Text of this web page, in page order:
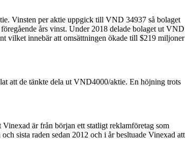
Vinsten per aktie uppgick till VND 34937 så bolaget
års vinst. Under 2018 delade bolaget ut VND
vilket innebär att omsättningen ökade till $219 miljoner
att de tänkte dela ut VND4000/aktie. En höjning trots
är från början ett statligt reklamföretag som
sista raden sedan 2012 och i år besltuade Vinexad att